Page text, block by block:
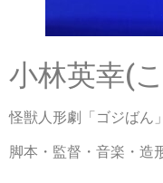
小林英幸(
怪獣人形劇「ゴジばん」
脚本・監督・音楽・